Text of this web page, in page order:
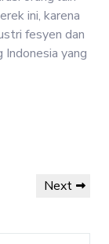
ini, karena
fesyen dan
yang
Next
Next